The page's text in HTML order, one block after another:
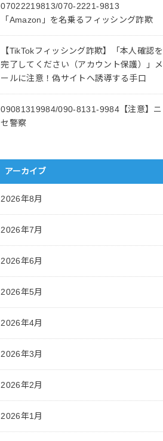
07022219813/070-2221-9813
「Amazon」を名乗るフィッシング詐欺
【TikTokフィッシング詐欺】「本人確認を
完了してください（アカウント保護）」メ
ールに注意！偽サイトへ誘導する手口
09081319984/090-8131-9984【注意】ニ
セ警察
アーカイブ
2026年8月
2026年7月
2026年6月
2026年5月
2026年4月
2026年3月
2026年2月
2026年1月